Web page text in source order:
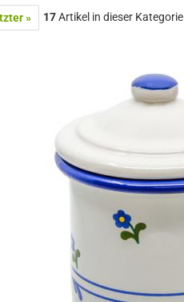
» 17Artikel in dieser Kategorie